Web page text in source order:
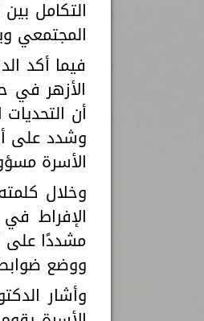
التكامل
المجتمعي
فيما أكد
الأزهر في
أن
وشدد على
الأسرة
وخلال
الإفراط
مشددًا على
ووضع
وأشار